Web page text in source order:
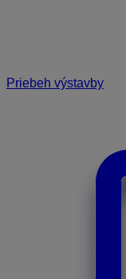
Priebeh výstavby